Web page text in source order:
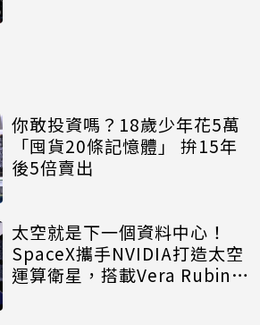
你敢投資嗎？18歲少年花5萬
「囤貨20條記憶體」 拚15年
後5倍賣出
太空就是下一個資料中心！
SpaceX攜手NVIDIA打造太空
運算衛星，搭載Vera Rubin運